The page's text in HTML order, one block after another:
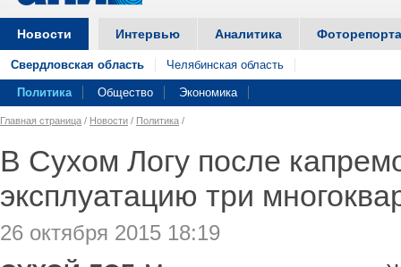
Новости Интервью Аналитика
Свердловская область Челябинская область
Политика Общество Экономика
Главная страница / Новости / Политика /
В Сухом Логу после
эксплуатацию три
26 октября 2015 18:19